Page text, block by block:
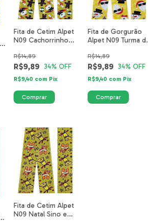
Fita de Cetim Alpet
N09 Cachorrinho
5214-18-40mm
R$9,89
R$14,89
34% OFF
R$9,40 com Pix
Fita de Gorgurão
Alpet N09 Turma
23-40mm
R$9,89
R$14,89
34% OFF
R$9,40 com Pix
Fita de Cetim Alpet
N09 Natal Sino e